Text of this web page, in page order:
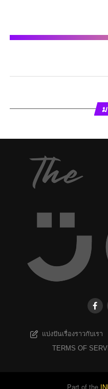
แบ่งปันเรื่องราวกับเรา
TERMS OF
Part of the